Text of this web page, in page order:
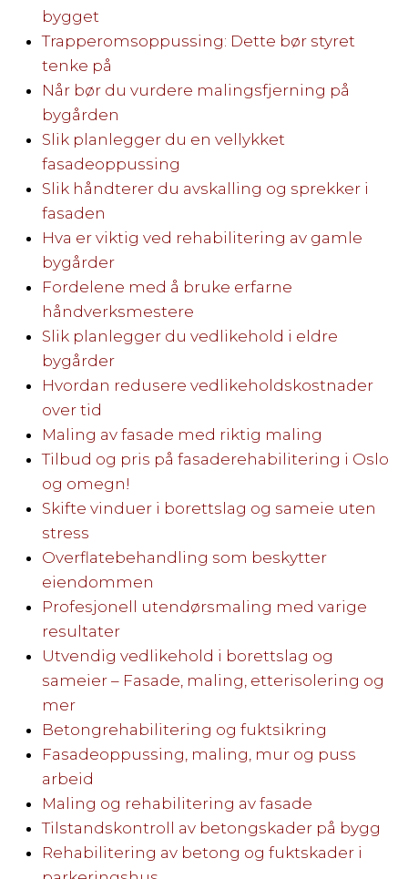
bygget
Trapperomsoppussing: Dette bør styret
tenke på
Når bør du vurdere malingsfjerning på
bygården
Slik planlegger du en vellykket
fasadeoppussing
Slik håndterer du avskalling og sprekker i
fasaden
Hva er viktig ved rehabilitering av gamle
bygårder
Fordelene med å bruke erfarne
håndverksmestere
Slik planlegger du vedlikehold i eldre
bygårder
Hvordan redusere vedlikeholdskostnader
over tid
Maling av fasade med riktig maling
Tilbud og pris på fasaderehabilitering i Oslo
og omegn!
Skifte vinduer i borettslag og sameie uten
stress
Overflatebehandling som beskytter
eiendommen
Profesjonell utendørsmaling med varige
resultater
Utvendig vedlikehold i borettslag og
sameier – Fasade, maling, etterisolering og
mer
Betongrehabilitering og fuktsikring
Fasadeoppussing, maling, mur og puss
arbeid
Maling og rehabilitering av fasade
Tilstandskontroll av betongskader på bygg
Rehabilitering av betong og fuktskader i